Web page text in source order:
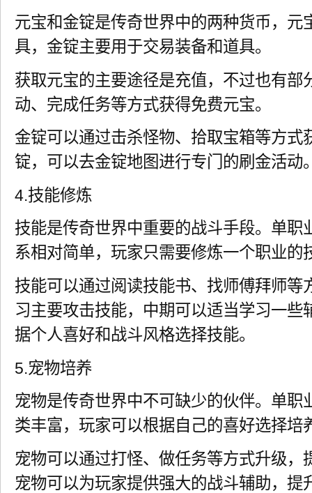
元宝和金锭是传奇世界中的两种货币，元
具，金锭主要用于交易装备和道具。
获取元宝的主要途径是充值，不过也有部
动、完成任务等方式获得免费元宝。
金锭可以通过击杀怪物、拾取宝箱等方式
锭，可以去金锭地图进行专门的刷金活动
4.技能修炼
技能是传奇世界中重要的战斗手段。单职
系相对简单，玩家只需要修炼一个职业的
技能可以通过阅读技能书、找师傅拜师等
习主要攻击技能，中期可以适当学习一些
据个人喜好和战斗风格选择技能。
5.宠物培养
宠物是传奇世界中不可缺少的伙伴。单职
类丰富，玩家可以根据自己的喜好选择培
宠物可以通过打怪、做任务等方式升级，
宠物可以为玩家提供强大的战斗辅助，提